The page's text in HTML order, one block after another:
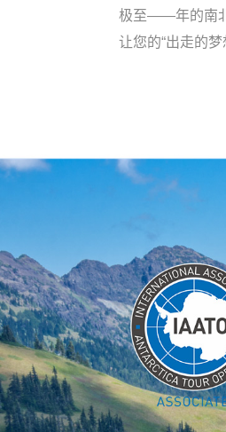
极至——年的南
让您的“出走的梦